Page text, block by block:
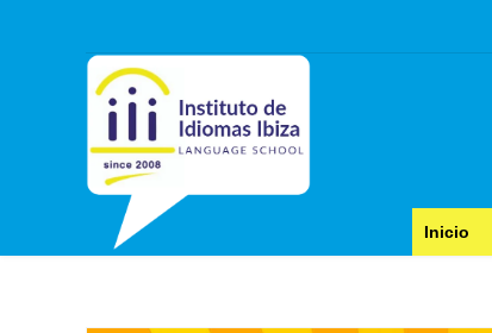
Inicio